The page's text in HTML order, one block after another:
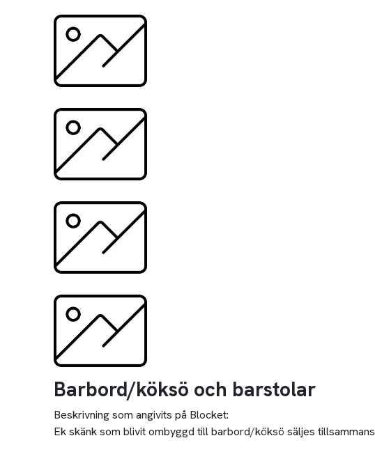
Barbord/köksö och barstolar
Beskrivning som angivits på Blocket:
Ek skänk som blivit ombyggd till barbord/köksö säljes